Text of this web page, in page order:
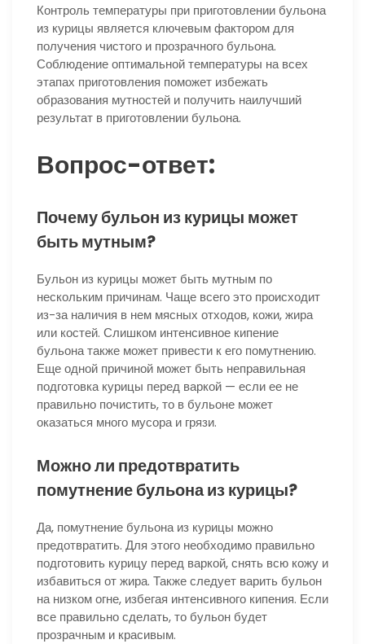
Контроль температуры при приготовлении бульона
из курицы является ключевым фактором для
получения чистого и прозрачного бульона.
Соблюдение оптимальной температуры на всех
этапах приготовления поможет избежать
образования мутностей и получить наилучший
результат в приготовлении бульона.
Вопрос-ответ:
Почему бульон из курицы может
быть мутным?
Бульон из курицы может быть мутным по
нескольким причинам. Чаще всего это происходит
из-за наличия в нем мясных отходов, кожи, жира
или костей. Слишком интенсивное кипение
бульона также может привести к его помутнению.
Еще одной причиной может быть неправильная
подготовка курицы перед варкой — если ее не
правильно почистить, то в бульоне может
оказаться много мусора и грязи.
Можно ли предотвратить
помутнение бульона из курицы?
Да, помутнение бульона из курицы можно
предотвратить. Для этого необходимо правильно
подготовить курицу перед варкой, снять всю кожу и
избавиться от жира. Также следует варить бульон
на низком огне, избегая интенсивного кипения. Если
все правильно сделать, то бульон будет
прозрачным и красивым.